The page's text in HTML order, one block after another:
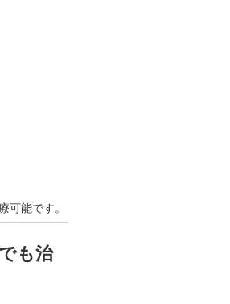
可能です。
も治